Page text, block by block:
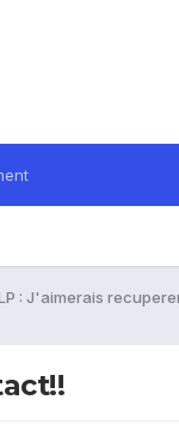
: J'aimerais